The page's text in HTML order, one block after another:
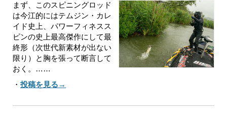
まず、このスピニングロッド
は今江的にはテムジン・カレ
イド史上、パワーフィネスス
ピンの史上最高傑作にして最
終形（次世代新素材が出ない
限り）と胸を張って断言して
おく。……
・ 投稿を見る→